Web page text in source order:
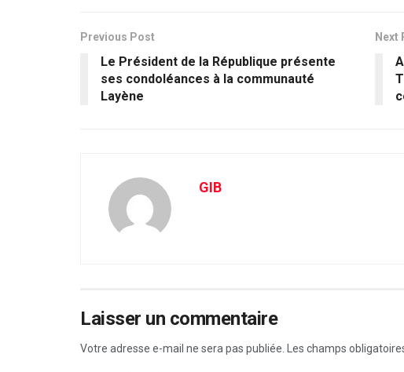
Previous Post
Le Président de la République présente
ses condoléances à la communauté
Layène
Next
GIB
Laisser un commentaire
Votre adresse e-mail ne sera pas publiée. Les champs